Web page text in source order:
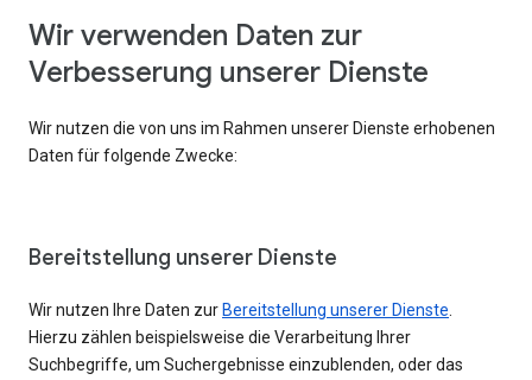
Wir verwenden Daten zur
Verbesserung unserer Dienste
Wir nutzen die von uns im Rahmen unserer Dienste erhobenen
Daten für folgende Zwecke:
Bereitstellung unserer Dienste
Wir nutzen Ihre Daten zur Bereitstellung unserer Dienste
Hierzu zählen beispielsweise die Verarbeitung Ihrer
Suchbegriffe, um Suchergebnisse einzublenden, oder das